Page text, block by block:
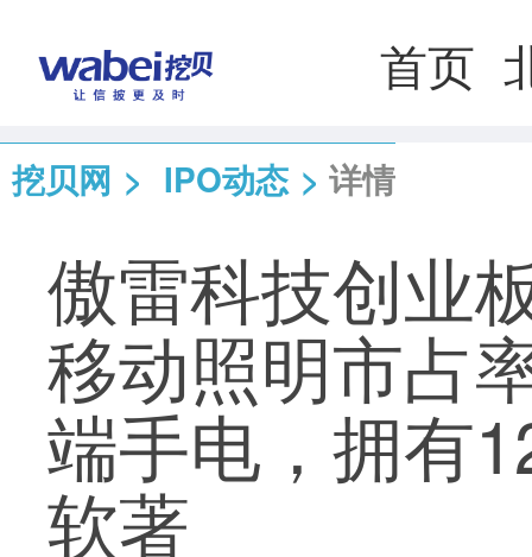
首页
挖贝网 > IPO动态 > 详情
傲雷科技创业
移动照明市占
端手电，拥有
软著